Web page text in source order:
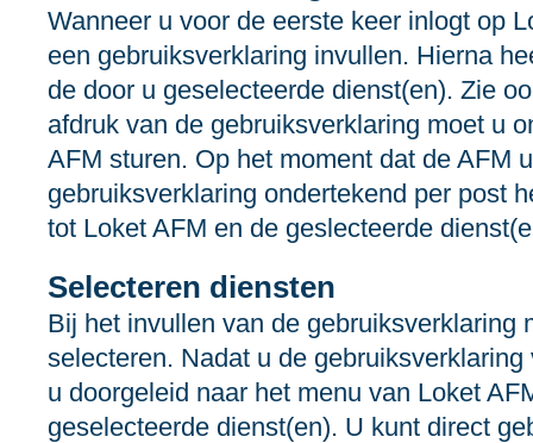
Wanneer u voor de eerste keer inlogt op
een gebruiksverklaring invullen. Hierna
de door u geselecteerde dienst(en). Zie
afdruk van de gebruiksverklaring moet u
AFM sturen. Op het moment dat de AFM
gebruiksverklaring ondertekend per post
tot Loket AFM en de geslecteerde
Selecteren diensten
Bij het invullen van de gebruiksverklaring
selecteren. Nadat u de
u doorgeleid naar het menu van Loket
geselecteerde dienst(en). U kunt direct